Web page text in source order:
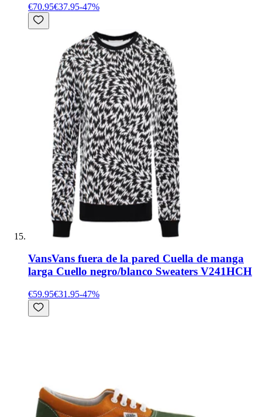
€70.95€37.95-47%
VansVans fuera de la pared Cuella de manga
larga Cuello negro/blanco Sweaters V241HCH
€59.95€31.95-47%